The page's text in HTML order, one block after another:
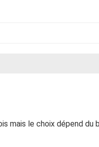
mais le choix dépend du